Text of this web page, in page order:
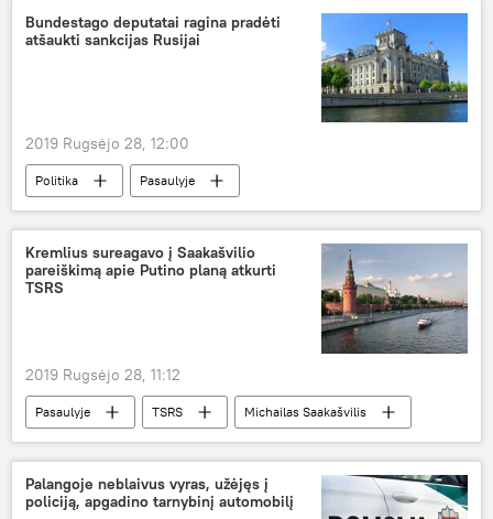
Bundestago deputatai ragina pradėti
atšaukti sankcijas Rusijai
2019 Rugsėjo 28, 12:00
Politika Pasaulyje
Kremlius sureagavo į Saakašvilio
pareiškimą apie Putino planą atkurti
TSRS
2019 Rugsėjo 28, 11:12
Pasaulyje TSRS
Michailas Saakašvilis
Vladimiras Putinas
Kremlius
Palangoje neblaivus vyras, užėjęs į
policiją, apgadino tarnybinį automobilį